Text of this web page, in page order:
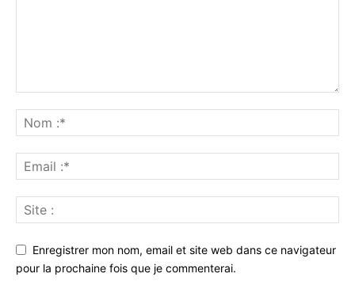
Enregistrer mon nom, email et site web dans ce navigateur
pour la prochaine fois que je commenterai.